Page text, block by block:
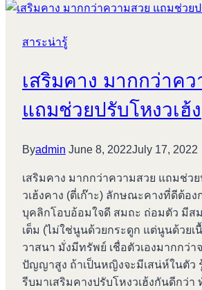
ซิ
ฟิล
เลอ
ร์
กัน
สาระน่ารู้
เสริมคาง มากกว่าคว
แถมช่วยปรับโหงวเฮ้ง
Byadmin June 8, 2022July 17, 2022
เสริมคาง มากกว่าความสวย แถมช่วย
วเฮ้งคาง (ตี่เก๊าะ) ลักษณะคางที่ดีต้อ
บุคลิกโอบอ้อมใจดี สมถะ ถ่อมตัว มีส
เต็ม (ไม่ใช่นูนด้วยกระดูก แต่นูนด้วยเ
วาสนา มั่งมีทรัพย์ เชื่อตัวเองมากกว่า
ปัญญาสูง ถ้าเป็นหญิงจะมีเสน่ห์ในตัว
รีบมาเสริมคางปรับโหงวเฮ้งกันดีกว่า